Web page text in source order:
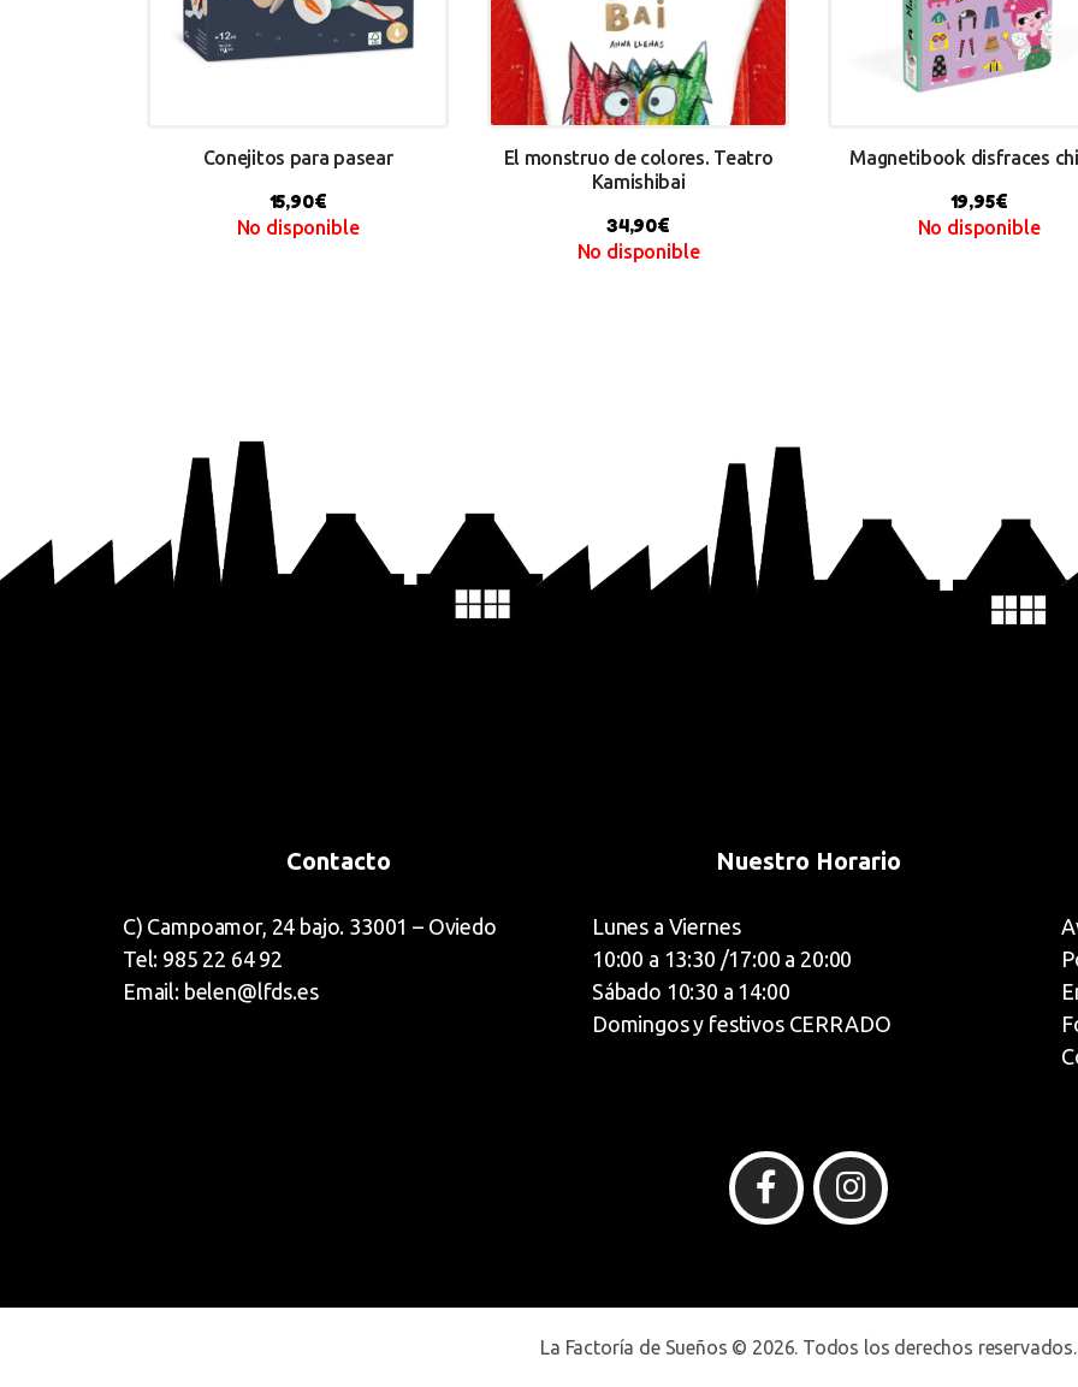
Conejitos para pasear
15,90€
No disponible
El monstruo de colores. Teatro
Kamishibai
34,90€
No disponible
Magnetibook disfraces
19,95€
No disponible
Contacto
C) Campoamor, 24 bajo. 33001 – Oviedo
Tel: 985 22 64 92
Email: belen@lfds.es
Nuestro Horario
Lunes a Viernes
10:00 a 13:30 /17:00 a 20:00
Sábado 10:30 a 14:00
Domingos y festivos CERRADO
La Factoría de Sueños © 2026. Todos los derechos reservados.